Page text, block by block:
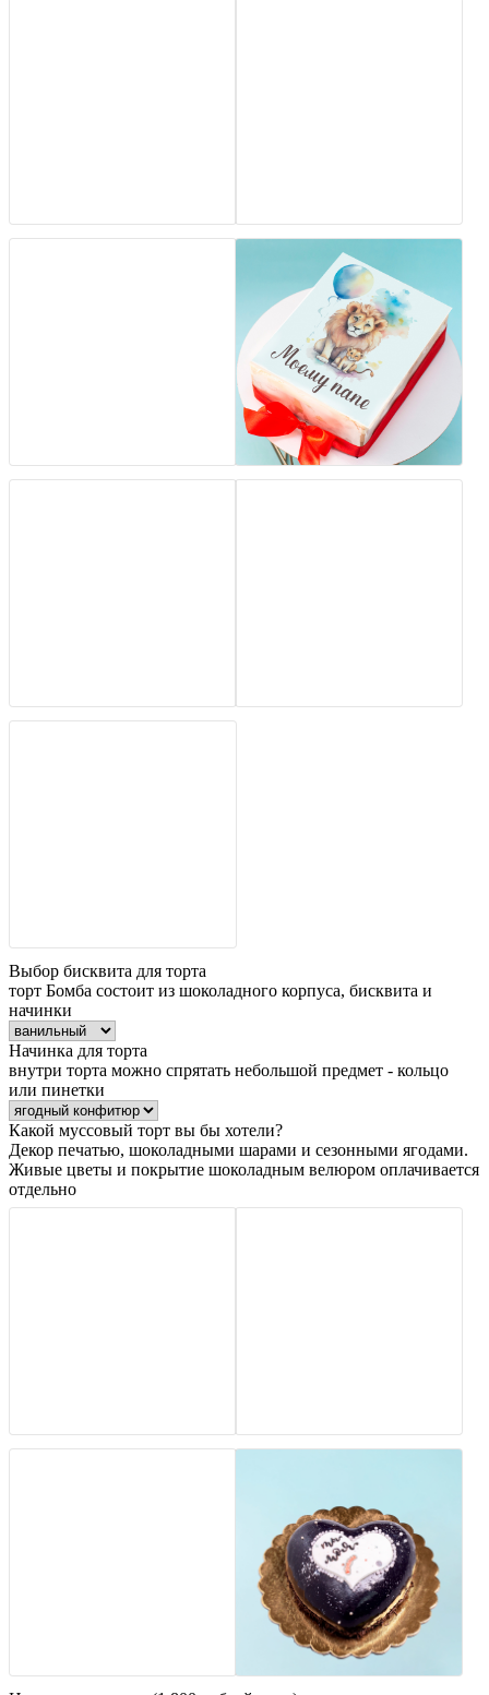
Выбор бисквита для торта
торт Бомба состоит из шоколадного корпуса, бисквита и
начинки
Начинка для торта
внутри торта можно спрятать небольшой предмет - кольцо
или пинетки
Какой муссовый торт вы бы хотели?
Декор печатью, шоколадными шарами и сезонными ягодами.
Живые цветы и покрытие шоколадным велюром оплачивается
отдельно